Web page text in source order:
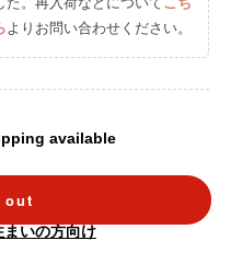
よりお問い合わせください。
available
out
いの方向け